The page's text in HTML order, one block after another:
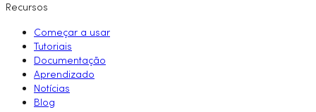
Recursos
Começar a usar
Tutoriais
Documentação
Aprendizado
Notícias
Blog